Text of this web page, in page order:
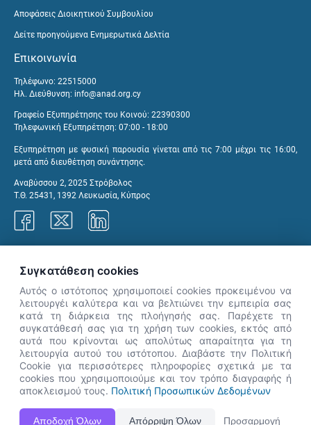
Αποφάσεις Διοικητικού Συμβουλίου
Δείτε προηγούμενα Ενημερωτικά Δελτία
Επικοινωνία
Τηλέφωνο: 22515000
Ηλ. Διεύθυνση: info@anad.org.cy
Γραφείο Εξυπηρέτησης του Κοινού: 22390300
Τηλεφωνική Εξυπηρέτηση: 07:00 - 18:00
Εξυπηρέτηση με φυσική παρουσία γίνεται από τις 7:00 μέχρι τις 16:00,
μετά από διευθέτηση συνάντησης.
Αναβύσσου 2, 2025 Στρόβολος
Τ.Θ. 25431, 1392 Λευκωσία, Κύπρος
Η Ιστοσελίδα ΑνΑΔ είναι πλήρως συμβατή με τις νεότερες εκδόσεις, Google Chrome, Mozilla Firefox,
Apple Safari καθώς και Internet Explorer.
👋 Καλώς ήρθες! Είμαι η Νόησις.
Πες μου πώς μπορώ να σε βοηθήσω
σήμερα.
Συγκατάθεση cookies
Αυτός ο ιστότοπος χρησιμοποιεί cookies προκειμένου να
λειτουργέι καλύτερα και να βελτιώνει την εμπειρία σας
κατά τη διάρκεια της πλοήγησής σας. Παρέχετε τη
συγκατάθεσή σας για τη χρήση των cookies, εκτός από
αυτά που κρίνονται ως απολύτως απαραίτητα για τη
λειτουργία αυτού του ιστότοπου. Διαβάστε την Πολιτική
Cookie για περισσότερες πληροφορίες σχετικά με τα
cookies που χρησιμοποιούμε και τον τρόπο διαγραφής ή
αποκλεισμού τους. Πολιτική Προσωπικών Δεδομένων
Αποδοχή Όλων Απόρριψη Όλων Προσαρμογή